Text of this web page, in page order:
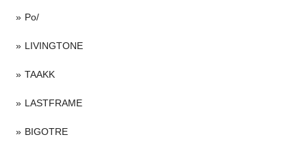
Po/
LIVINGTONE
TAAKK
LASTFRAME
BIGOTRE